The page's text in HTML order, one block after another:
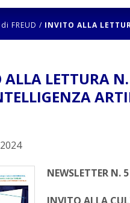
FREUD / INVITO ALLA
ALLA LETTURA
NEWSLETTER N. 5
INVITO ALLA